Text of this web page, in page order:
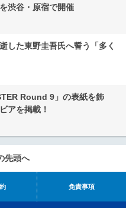
渋谷・原宿で開催
した東野圭吾氏へ誓う「多く
Round 9」の表紙を飾
アを掲載！
先頭へ
免責事項